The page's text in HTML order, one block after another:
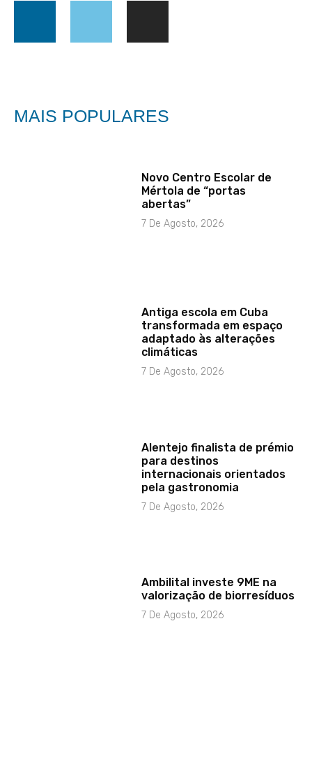
MAIS POPULARES
Novo Centro Escolar de
Mértola de “portas
abertas”
7 De Agosto, 2026
Antiga escola em Cuba
transformada em espaço
adaptado às alterações
climáticas
7 De Agosto, 2026
Alentejo finalista de prémio
para destinos
internacionais orientados
pela gastronomia
7 De Agosto, 2026
Ambilital investe 9ME na
valorização de biorresíduos
7 De Agosto, 2026